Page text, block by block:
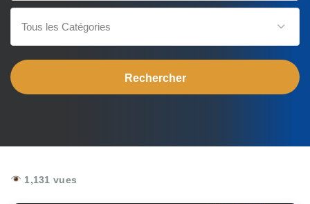
Tous les Catégories
1,131 vues